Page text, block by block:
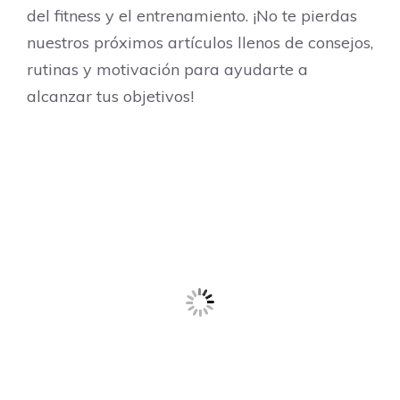
del fitness y el entrenamiento. ¡No te pierdas
nuestros próximos artículos llenos de consejos,
rutinas y motivación para ayudarte a
alcanzar tus objetivos!